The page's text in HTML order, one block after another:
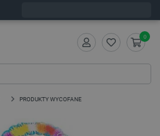
0
PRODUKTY WYCOFANE